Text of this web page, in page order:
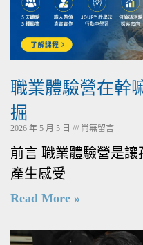
職業體驗營在幹
掘
2026 年 5 月 5 日 尚無留言
前言 職業體驗營是讓
產生感受
Read More »